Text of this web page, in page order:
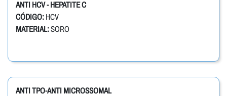
ANTI HCV - HEPATITE C
CÓDIGO: HCV
MATERIAL:SORO
ANTI TPO-ANTI MICROSSOMAL